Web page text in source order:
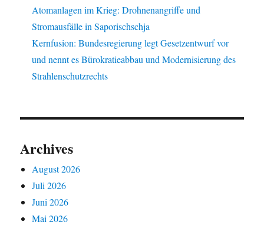
Atomanlagen im Krieg: Drohnenangriffe und
Stromausfälle in Saporischschja
Kernfusion: Bundesregierung legt Gesetzentwurf vor
und nennt es Bürokratieabbau und Modernisierung des
Strahlenschutzrechts
Archives
August 2026
Juli 2026
Juni 2026
Mai 2026